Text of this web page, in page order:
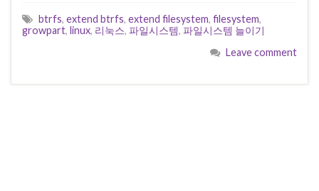
btrfs, extend btrfs, extend filesystem, filesystem,
growpart, linux, 리눅스, 파일시스템, 파일시스템 늘이기
Leave comment